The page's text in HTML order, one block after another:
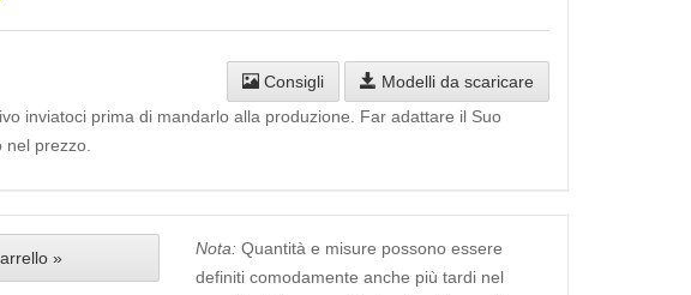
Consigli
Modelli da scaricare
inviatoci prima di mandarlo alla produzione. Far adattare il Suo
nel prezzo.
» Nota:Quantità e misure possono essere
definiti comodamente anche più tardi nel